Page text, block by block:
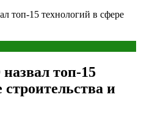
15 технологий в сфере
топ-15
и